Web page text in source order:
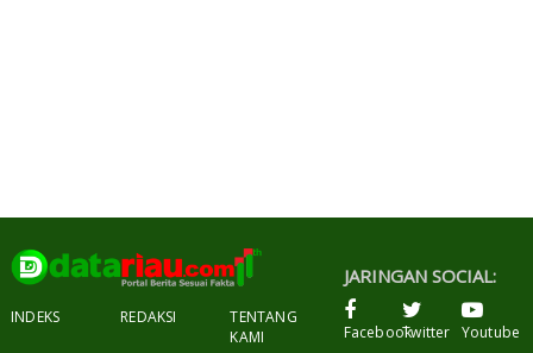
INDEKS REDAKSI
TENTANG
KAMI
JARINGAN SOCIAL:
FacebookTwitter Youtube